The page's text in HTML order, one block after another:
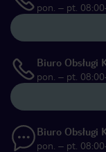
pon. – pt.
Biuro Obsługi
pon. – pt.
Biuro Obsługi
pon. – pt.